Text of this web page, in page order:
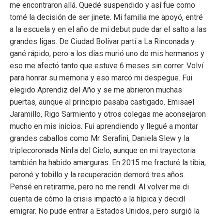
me encontraron allá. Quedé suspendido y así fue como
tomé la decisión de ser jinete. Mi familia me apoyó, entré
a la escuela y en el año de mi debut pude dar el salto a las
grandes ligas. De Ciudad Bolívar partí a La Rinconada y
gané rápido, pero a los días murió uno de mis hermanos y
eso me afectó tanto que estuve 6 meses sin correr. Volví
para honrar su memoria y eso marcó mi despegue. Fui
elegido Aprendiz del Año y se me abrieron muchas
puertas, aunque al principio pasaba castigado. Emisael
Jaramillo, Rigo Sarmiento y otros colegas me aconsejaron
mucho en mis inicios. Fui aprendiendo y llegué a montar
grandes caballos como Mr. Serafini, Daniela Slew y la
triplecoronada Ninfa del Cielo, aunque en mi trayectoria
también ha habido amarguras. En 2015 me fracturé la tibia,
peroné y tobillo y la recuperación demoró tres años.
Pensé en retirarme, pero no me rendí. Al volver me di
cuenta de cómo la crisis impactó a la hípica y decidí
emigrar. No pude entrar a Estados Unidos, pero surgió la